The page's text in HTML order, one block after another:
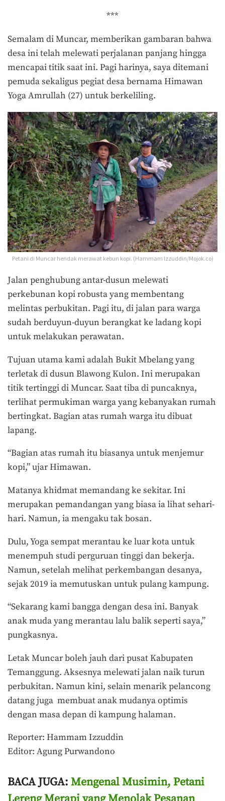
***
Semalam di Muncar, memberikan gambaran bahwa
desa ini telah melewati perjalanan panjang hingga
mencapai titik saat ini. Pagi harinya, saya ditemani
pemuda sekaligus pegiat desa bernama Himawan
Yoga Amrullah (27) untuk berkeliling.
Petani di Muncar hendak merawat kebun kopi. (Hammam Izzuddin/Mojok.co)
Jalan penghubung antar-dusun melewati
perkebunan kopi robusta yang membentang
melintas perbukitan. Pagi itu, di jalan para warga
sudah berduyun-duyun berangkat ke ladang kopi
untuk melakukan perawatan.
Tujuan utama kami adalah Bukit Mbelang yang
terletak di dusun Blawong Kulon. Ini merupakan
titik tertinggi di Muncar. Saat tiba di puncaknya,
terlihat permukiman warga yang kebanyakan rumah
bertingkat. Bagian atas rumah warga itu dibuat
lapang.
“Bagian atas rumah itu biasanya untuk menjemur
kopi,” ujar Himawan.
Matanya khidmat memandang ke sekitar. Ini
merupakan pemandangan yang biasa ia lihat sehari-
hari. Namun, ia mengaku tak bosan.
Dulu, Yoga sempat merantau ke luar kota untuk
menempuh studi perguruan tinggi dan bekerja.
Namun, setelah melihat perkembangan desanya,
sejak 2019 ia memutuskan untuk pulang kampung.
“Sekarang kami bangga dengan desa ini. Banyak
anak muda yang merantau lalu balik seperti saya,”
pungkasnya.
Letak Muncar boleh jauh dari pusat Kabupaten
Temanggung. Aksesnya melewati jalan naik turun
perbukitan. Namun kini, selain menarik pelancong
datang juga membuat anak mudanya optimis
dengan masa depan di kampung halaman.
Reporter: Hammam Izzuddin
Editor: Agung Purwandono
BACA JUGA: Mengenal Musimin, Petani